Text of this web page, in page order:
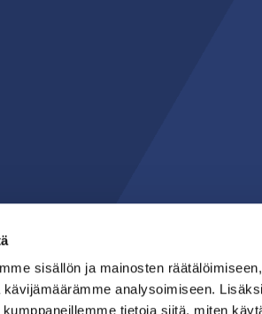
sisällön ja mainosten
analysoimiseen.
tietoja siitä, miten